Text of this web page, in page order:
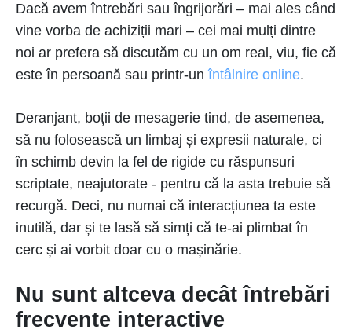
Dacă avem întrebări sau îngrijorări – mai ales când
vine vorba de achiziții mari – cei mai mulți dintre
noi ar prefera să discutăm cu un om real, viu, fie că
este în persoană sau printr-unîntâlnire online.
Deranjant, boții de mesagerie tind, de asemenea,
să nu folosească un limbaj și expresii naturale, ci
în schimb devin la fel de rigide cu răspunsuri
scriptate, neajutorate - pentru că la asta trebuie să
recurgă. Deci, nu numai că interacțiunea ta este
inutilă, dar și te lasă să simți că te-ai plimbat în
cerc și ai vorbit doar cu o mașinărie.
Nu sunt altceva decât întrebări
frecvente interactive